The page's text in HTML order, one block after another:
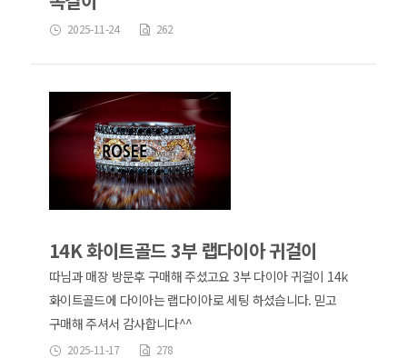
2025-11-24 262
14K 화이트골드 3부 랩다이아 귀걸이
따님과 매장 방문후 구매해 주셨고요 3부 다이아 귀걸이 14k
화이트골드에 다이아는 랩다이아로 세팅 하셨습니다. 믿고
구매해 주셔서 감사합니다^^
2025-11-17 278